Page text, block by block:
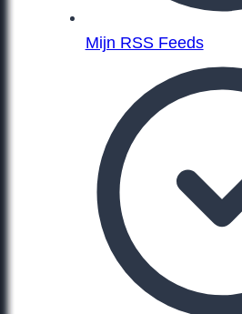
Mijn RSS Feeds